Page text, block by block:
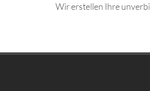
Wir erstellen Ihre